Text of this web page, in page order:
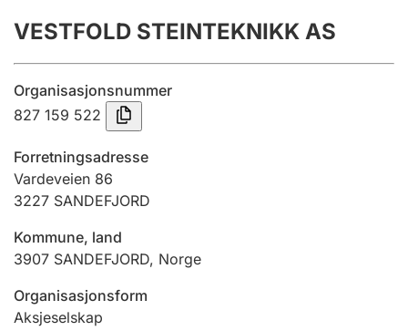
Årsregnskap
Innsending og forsinkelsesgebyr
Tinglysing
Jeger
Ektepaktveileder
VESTFOLD STEINTEKNIKK AS
Organisasjonsnummer
827 159 522
Forretningsadresse
Vardeveien 86
3227 SANDEFJORD
Kommune, land
3907 SANDEFJORD, Norge
Organisasjonsform
Aksjeselskap